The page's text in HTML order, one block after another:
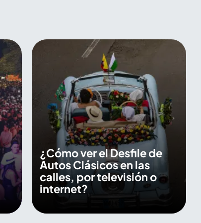
¿Cómo ver el Desfile de
Autos Clásicos en las
calles, por televisión o
internet?